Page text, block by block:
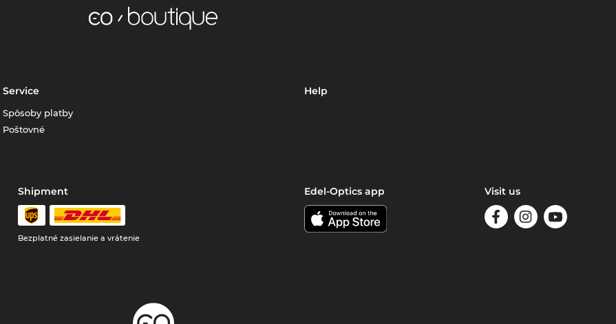
Service
Spôsoby platby
Poštovné
Help
Shipment
Bezplatné zasielanie a vrátenie
Edel-Optics app Visit us